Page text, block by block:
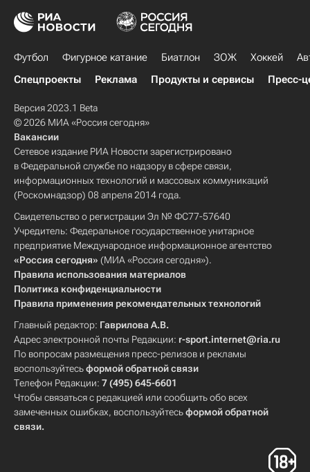
Футбол Фигурное катание Биатлон ЗОЖ Хоккей
Спецпроекты
Реклама Продукты и сервисы Пресс-
Версия 2023.1 Beta
© 2026 МИА «Россия сегодня»
Вакансии
Сетевое издание РИА Новости зарегистрировано
в Федеральной службе по надзору в сфере связи,
информационных технологий и массовых коммуникаций
(Роскомнадзор) 08 апреля 2014 года.
Свидетельство о регистрации Эл № ФС77-57640
Учредитель: Федеральное государственное унитарное
предприятие Международное информационное агентство
«Россия сегодня» (МИА «Россия сегодня»).
Правила использования материалов
Политика конфиденциальности
Правила применения рекомендательных технологий
Главный редактор: Гаврилова А.В.
Адрес электронной почты Редакции: r-sport.internet@ria.ru
По вопросам размещения пресс-релизов и рекламы
воспользуйтесьформой обратной связи
Телефон Редакции: 7 (495) 645-6601
Чтобы связаться с редакцией или сообщить обо всех
замеченных ошибках, воспользуйтесьформой обратной
связи.